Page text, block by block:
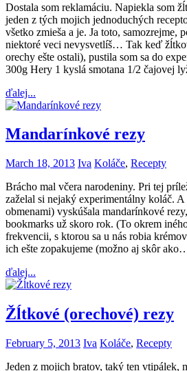
Dostala som reklamáciu. Napiekla som
jeden z tých mojich jednoduchých
všetko zmieša a je. Ja toto, samozrejme,
niektoré veci nevysvetlíš… Tak keď
orechy ešte ostali), pustila som sa do
300g Hery 1 kyslá smotana 1/2 čajovej
ďalej...
Mandarínkové rezy
March 18, 2013 Iva Koláče, Recepty
Brácho mal včera narodeniny. Pri tej
zaželal si nejaký experimentálny koláč.
obmenami) vyskúšala mandarínkové
bookmarks už skoro rok. (To okrem
frekvencii, s ktorou sa u nás robia
ich ešte zopakujeme (možno aj skôr
ďalej...
Žĺtkové (orechové) rezy
February 5, 2013 Iva Koláče, Recepty
Jeden z mojich bratov, taký ten vtipálek,